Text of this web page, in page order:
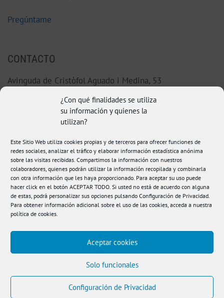
¿Con qué finalidades se utiliza
su información y quienes la
utilizan?
Este Sitio Web utiliza cookies propias y de terceros para ofrecer funciones de
redes sociales, analizar el tráfico y elaborar información estadística anónima
sobre las visitas recibidas. Compartimos la información con nuestros
colaboradores, quienes podrán utilizar la información recopilada y combinarla
con otra información que les haya proporcionado. Para aceptar su uso puede
hacer click en el botón ACEPTAR TODO. Si usted no está de acuerdo con alguna
de estas, podrá personalizar sus opciones pulsando Configuración de Privacidad.
Para obtener información adicional sobre el uso de las cookies, acceda a nuestra
política de cookies.
Aceptar cookies
Solo funcionales
Configuración de Privacidad
Pregúntame
CONTACTO
Avinguda de Cristòfol Aguado i Medina, 53
hola@fisioamanda.es
Aviso legal Política de Privacidad|
Condiciones de compra|
© FisioAmanda 2026